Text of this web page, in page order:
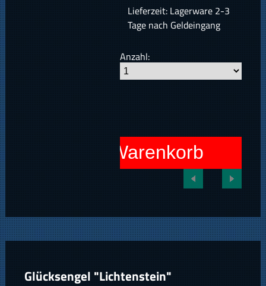
Lieferzeit: Lagerware 2-3
Tage nach Geldeingang
Anzahl:
In den Warenkorb
Glücksengel "Lichtenstein"